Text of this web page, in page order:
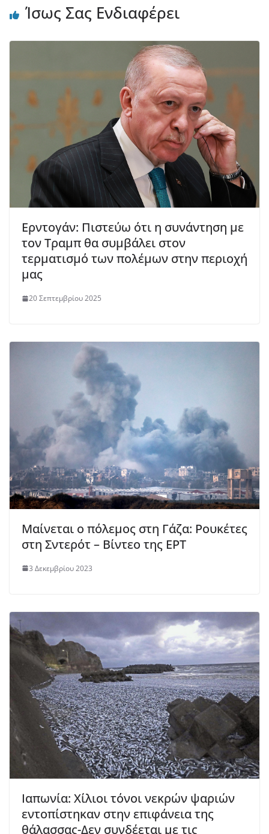
Ίσως Σας Ενδιαφέρει
Ερντογάν: Πιστεύω ότι η συνάντηση με
τον Τραμπ θα συμβάλει στον
τερματισμό των πολέμων στην περιοχή
μας
20 Σεπτεμβρίου 2025
Μαίνεται ο πόλεμος στη Γάζα: Ρουκέτες
στη Σντερότ – Βίντεο της ΕΡΤ
3 Δεκεμβρίου 2023
Ιαπωνία: Χίλιοι τόνοι νεκρών ψαριών
εντοπίστηκαν στην επιφάνεια της
θάλασσας-Δεν συνδέεται με τις